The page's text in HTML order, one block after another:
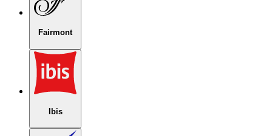
Fairmont
Ibis